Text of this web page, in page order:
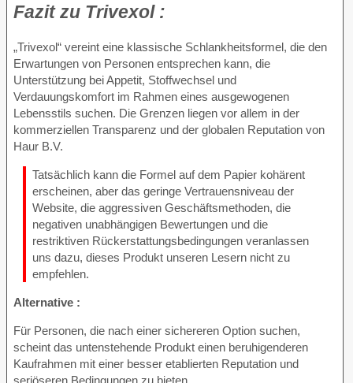
Fazit zu Trivexol :
„Trivexol“ vereint eine klassische Schlankheitsformel, die den
Erwartungen von Personen entsprechen kann, die
Unterstützung bei Appetit, Stoffwechsel und
Verdauungskomfort im Rahmen eines ausgewogenen
Lebensstils suchen. Die Grenzen liegen vor allem in der
kommerziellen Transparenz und der globalen Reputation von
Haur B.V.
Tatsächlich kann die Formel auf dem Papier kohärent
erscheinen, aber das geringe Vertrauensniveau der
Website, die aggressiven Geschäftsmethoden, die
negativen unabhängigen Bewertungen und die
restriktiven Rückerstattungsbedingungen veranlassen
uns dazu, dieses Produkt unseren Lesern nicht zu
empfehlen.
Alternative :
Für Personen, die nach einer sichereren Option suchen,
scheint das untenstehende Produkt einen beruhigenderen
Kaufrahmen mit einer besser etablierten Reputation und